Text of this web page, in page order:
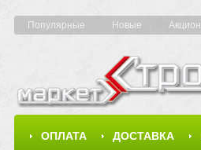
Популярные Новые
ОПЛАТА ДОСТАВКА